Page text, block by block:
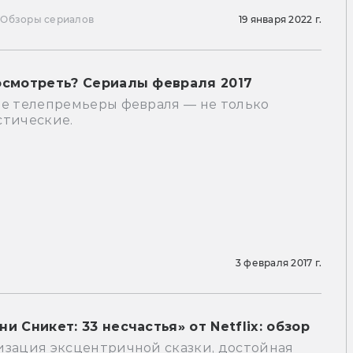
Обзоры сериалов 19 января 2022 г.
Сериалы февраля 2017
телепремьеры февраля — не только
3 февраля 2017 г.
Сникет: 33 несчастья» от Netflix: обзор
эксцентричной сказки, достойная